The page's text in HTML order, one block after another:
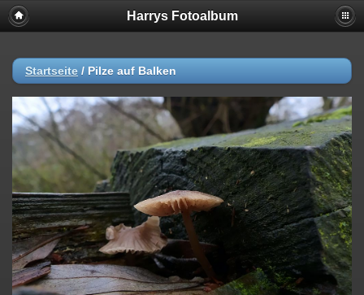
Harrys Fotoalbum
Startseite / Pilze auf Balken